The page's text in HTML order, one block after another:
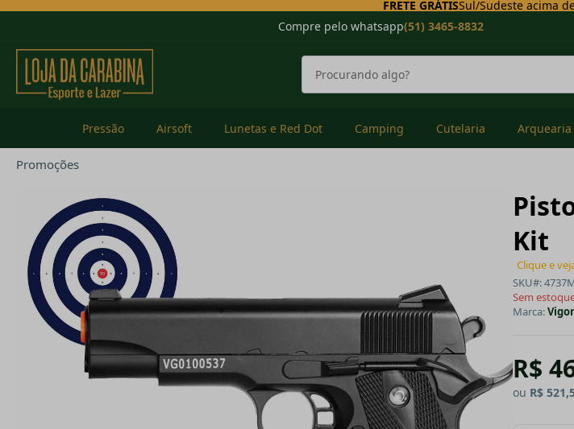
FRETE GRÁTISSul/Sudeste acima
Compre pelo whatsapp(51) 3465-8832
Pressão Airsoft Lunetas e Red Dot Camping Cutelaria Arquearia
Promoções
Kit
Clique e
SKU#: 4737
Sem
Marca:Vigor
R$
ou R$